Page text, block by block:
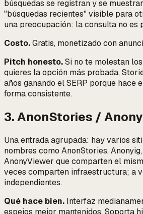
búsquedas se registran y se
"búsquedas recientes" visible para
una preocupación: la consulta no es
Costo.Gratis, monetizado con
Pitch honesto.Si no te molestan
quieres la opción más probada,
años ganando el SERP porque hace
forma consistente.
3. AnonStories /
Una entrada agrupada: hay varios
nombres como AnonStories,
AnonyViewer que comparten el
veces comparten infraestructura; a
independientes.
Qué hace bien. Interfaz
espejos mejor mantenidos. Soporta